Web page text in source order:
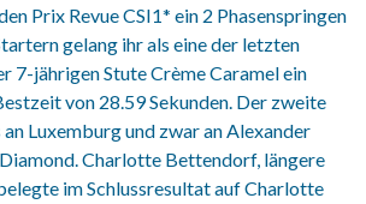
Prix Revue CSI1* ein 2 Phasenspringen
gelang ihr als eine der letzten
7-jährigen Stute Crème Caramel ein
von 28.59 Sekunden. Der zweite
Luxemburg und zwar an Alexander
Charlotte Bettendorf, längere
im Schlussresultat auf Charlotte